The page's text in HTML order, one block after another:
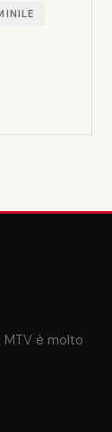
MTV è molto